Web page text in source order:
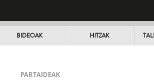
BIDEOAK HITZAK
PARTAIDEAK